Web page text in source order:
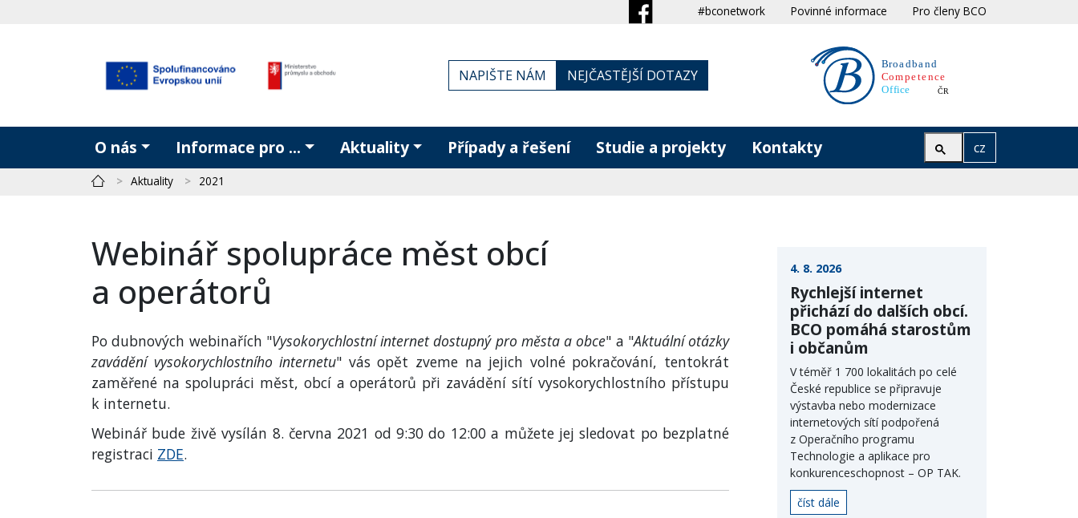
#bconetwork Povinné informace Pro členy BCO
NAPIŠTE NÁM NEJČASTĚJŠÍ DOTAZY
O nás Informace pro ... Aktuality Případy a řešení Studie a projekty Kontakty cz
Aktuality 2021
Webinář spolupráce měst obcí
a operátorů
Po dubnových webinařích "Vysokorychlostní internet dostupný pro města a obce" a "Aktuální otázky
zavádění vysokorychlostního internetu" vás opět zveme na jejich volné pokračování, tentokrát
zaměřené na spolupráci měst, obcí a operátorů při zavádění sítí vysokorychlostního přístupu
k internetu.
Webinář bude živě vysílán 8. června 2021 od 9:30 do 12:00 a můžete jej sledovat po bezplatné
registraci ZDE.
4. 8. 2026
Rychlejší internet
přichází do dalších obcí.
BCO pomáhá starostům
i občanům
V téměř 1 700 lokalitách po celé
České republice se připravuje
výstavba nebo modernizace
internetových sítí podpořená
z Operačního programu
Technologie a aplikace pro
konkurenceschopnost – OP TAK.
číst dále